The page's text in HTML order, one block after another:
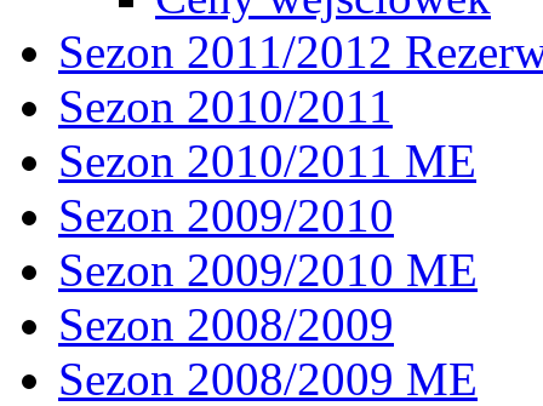
Sezon 2011/2012
Sezon 2010/2011
Sezon 2010/2011 ME
Sezon 2009/2010
Sezon 2009/2010 ME
Sezon 2008/2009
Sezon 2008/2009 ME